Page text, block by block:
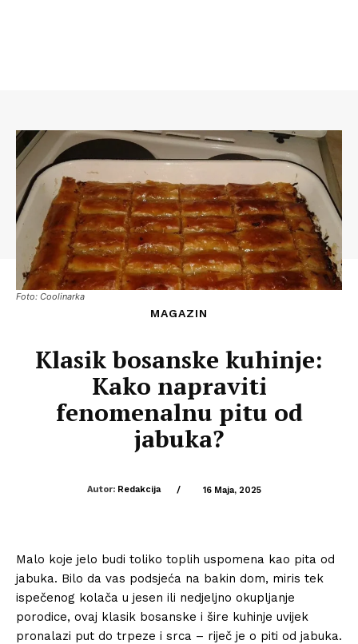
Foto: Coolinarka
MAGAZIN
Klasik bosanske kuhinje:
Kako napraviti
fenomenalnu pitu od
jabuka?
Autor: Redakcija / 16 Maja, 2025
Malo koje jelo budi toliko toplih uspomena kao pita od
jabuka. Bilo da vas podsjeća na bakin dom, miris tek
ispečenog kolača u jesen ili nedjeljno okupljanje
porodice, ovaj klasik bosanske i šire kuhinje uvijek
pronalazi put do trpeze i srca – riječ je o piti od jabuka.